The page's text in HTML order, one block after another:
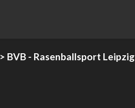
> BVB - Rasenballsport Leipzig